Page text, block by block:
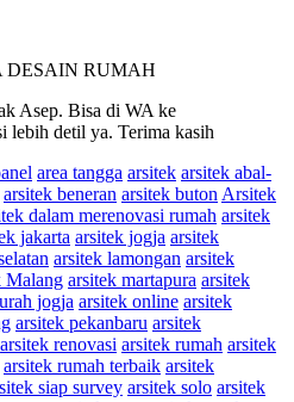
DESAIN RUMAH
Asep. Bisa di WA ke
lebih detil ya. Terima kasih
area tangga arsitek arsitek abal-
arsitek beneran arsitek buton Arsitek
dalam merenovasi rumah arsitek
jakarta arsitek jogja arsitek
arsitek lamongan arsitek
Malang arsitek martapura arsitek
jogja arsitek online arsitek
arsitek pekanbaru arsitek
arsitek renovasi arsitek rumah arsitek
arsitek rumah terbaik arsitek
siap survey arsitek solo arsitek